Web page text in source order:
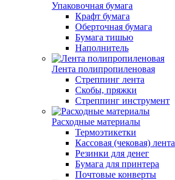
Упаковочная бумага
Крафт бумага
Оберточная бумага
Бумага тишью
Наполнитель
Лента полипропиленовая
Стреппинг лента
Скобы, пряжки
Стреппинг инструмент
Расходные материалы
Термоэтикетки
Кассовая (чековая) лента
Резинки для денег
Бумага для принтера
Почтовые конверты